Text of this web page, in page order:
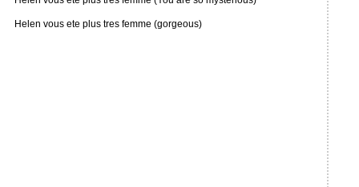
Helen vous ete plus tres femme (gorgeous)